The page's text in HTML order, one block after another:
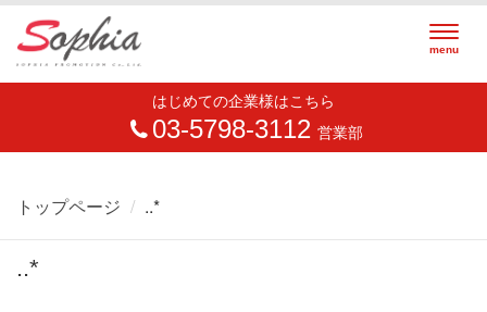
menu
はじめての企業様はこちら
03-5798-3112 営業部
トップページ ..*
..*